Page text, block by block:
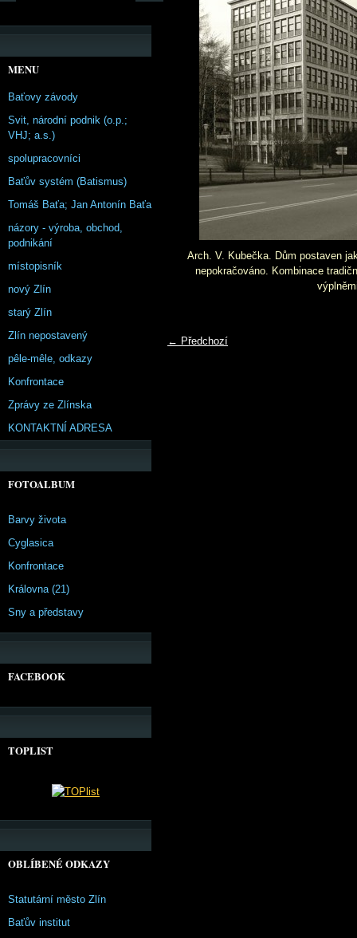
Arch. V. Kubečka. Dům postaven
nepokračováno. Kombinace
← Předchozí
MENU
Baťovy závody
Svit, národní podnik (o.p.;
VHJ; a.s.)
spolupracovníci
Baťův systém (Batismus)
Tomáš Baťa; Jan Antonín Baťa
názory - výroba, obchod,
podnikání
místopisník
nový Zlín
starý Zlín
Zlín nepostavený
pêle-mêle, odkazy
Konfrontace
Zprávy ze Zlínska
KONTAKTNÍ ADRESA
FOTOALBUM
Barvy života
Cyglasica
Konfrontace
Královna (21)
Sny a představy
FACEBOOK
TOPLIST
OBLÍBENÉ ODKAZY
Statutární město Zlín
Baťův institut